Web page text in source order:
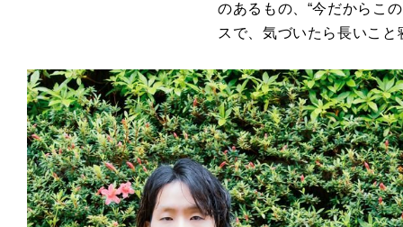
のあるもの、 “今だからこ
スで、気づいたら長いこ